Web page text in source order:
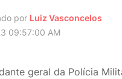
por Luiz Vasconcelos
09:57:00 AM
geral da Polícia